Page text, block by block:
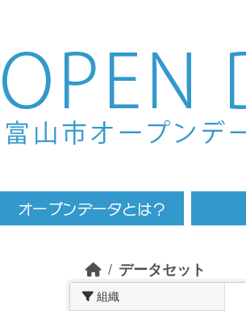
Skip to main content
データセット
組織